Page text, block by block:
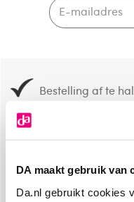
DA maakt gebruik van
Da.nl gebruikt cookies
Bestelling af te
8.6 uit